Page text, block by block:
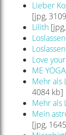
Lieber
[jpg,
Lilith
Loslassen
Love
ME YOGA
Mehr als
4084 kb]
Mehr als
Mein
[jpg,